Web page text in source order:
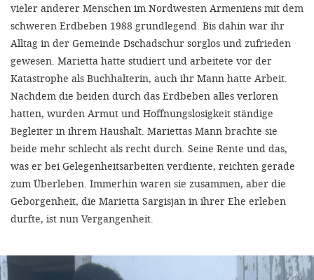
vieler anderer Menschen im Nordwesten Armeniens mit dem
schweren Erdbeben 1988 grundlegend. Bis dahin war ihr
Alltag in der Gemeinde Dschadschur sorglos und zufrieden
gewesen. Marietta hatte studiert und arbeitete vor der
Katastrophe als Buchhalterin, auch ihr Mann hatte Arbeit.
Nachdem die beiden durch das Erdbeben alles verloren
hatten, wurden Armut und Hoffnungslosigkeit ständige
Begleiter in ihrem Haushalt. Mariettas Mann brachte sie
beide mehr schlecht als recht durch. Seine Rente und das,
was er bei Gelegenheitsarbeiten verdiente, reichten gerade
zum Überleben. Immerhin waren sie zusammen, aber die
Geborgenheit, die Marietta Sargisjan in ihrer Ehe erleben
durfte, ist nun Vergangenheit.